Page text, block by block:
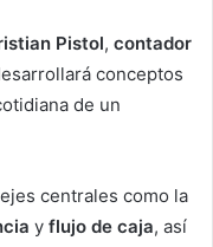
Pistol, contador
conceptos
de un
centrales como la
y flujo de caja, así